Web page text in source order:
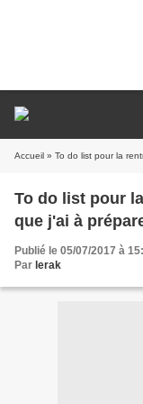
Accueil » To do list pour la
To do list pour
que j'ai à
Publié le 05/07/2017 à
Par lerak